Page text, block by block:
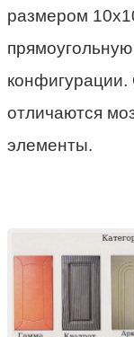
размером
отличаются
элементы.